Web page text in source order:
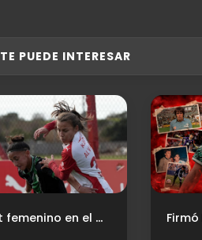
TE PUEDE INTERESAR
Debut femenino en el Clausura